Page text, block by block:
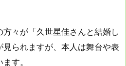
々が「久世星佳さんと結婚し
られますが、本人は舞台や表
す。